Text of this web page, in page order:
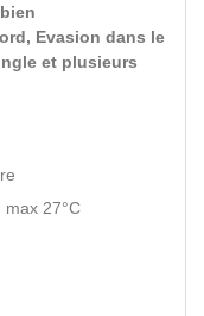
Evasion dans le
et plusieurs
27°C